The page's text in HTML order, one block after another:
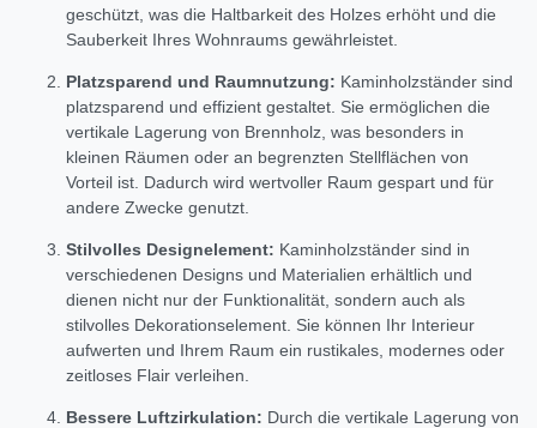
geschützt, was die Haltbarkeit des Holzes erhöht und die
Sauberkeit Ihres Wohnraums gewährleistet.
Platzsparend und Raumnutzung: Kaminholzständer sind
platzsparend und effizient gestaltet. Sie ermöglichen die
vertikale Lagerung von Brennholz, was besonders in
kleinen Räumen oder an begrenzten Stellflächen von
Vorteil ist. Dadurch wird wertvoller Raum gespart und für
andere Zwecke genutzt.
Stilvolles Designelement: Kaminholzständer sind in
verschiedenen Designs und Materialien erhältlich und
dienen nicht nur der Funktionalität, sondern auch als
stilvolles Dekorationselement. Sie können Ihr Interieur
aufwerten und Ihrem Raum ein rustikales, modernes oder
zeitloses Flair verleihen.
Bessere Luftzirkulation: Durch die vertikale Lagerung von